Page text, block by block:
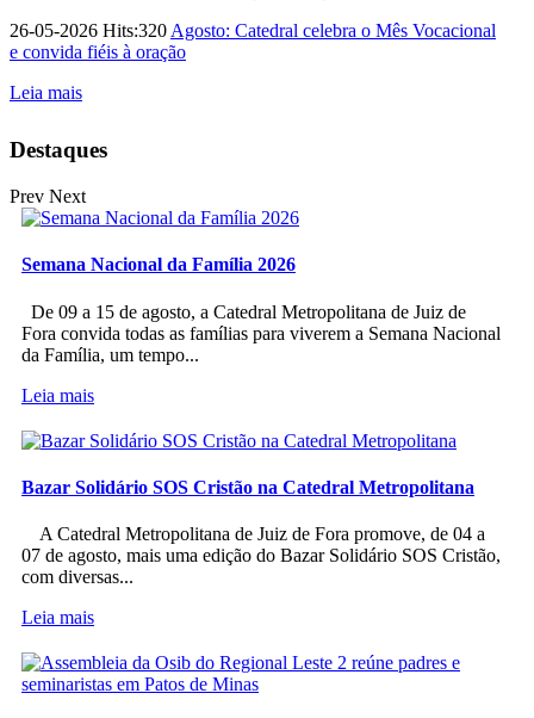
26-05-2026 Hits:320 Agosto: Catedral celebra o Mês Vocacional
e convida fiéis à oração
Leia mais
Destaques
Prev Next
Semana Nacional da Família 2026
De 09 a 15 de agosto, a Catedral Metropolitana de Juiz de
Fora convida todas as famílias para viverem a Semana Nacional
da Família, um tempo...
Leia mais
Bazar Solidário SOS Cristão na Catedral Metropolitana
A Catedral Metropolitana de Juiz de Fora promove, de 04 a
07 de agosto, mais uma edição do Bazar Solidário SOS Cristão,
com diversas...
Leia mais